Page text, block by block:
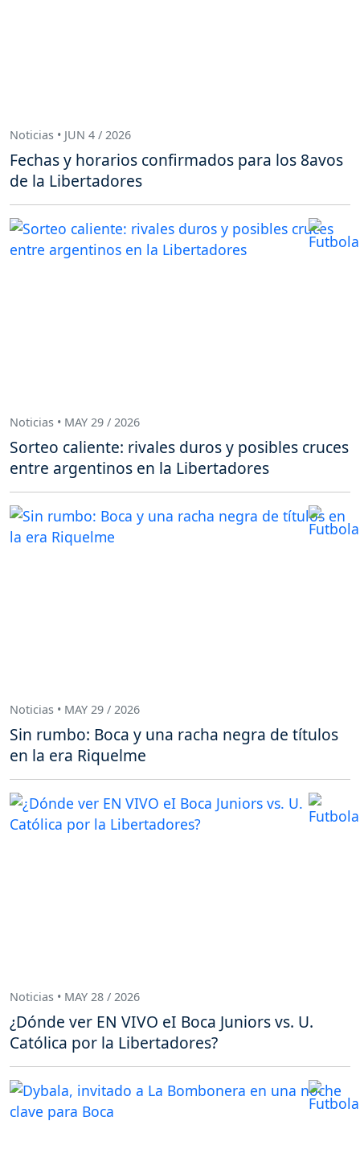
Noticias • JUN 4 / 2026
Fechas y horarios confirmados para los 8avos
de la Libertadores
Noticias • MAY 29 / 2026
Sorteo caliente: rivales duros y posibles cruces
entre argentinos en la Libertadores
Noticias • MAY 29 / 2026
Sin rumbo: Boca y una racha negra de títulos
en la era Riquelme
Noticias • MAY 28 / 2026
¿Dónde ver EN VIVO eI Boca Juniors vs. U.
Católica por la Libertadores?